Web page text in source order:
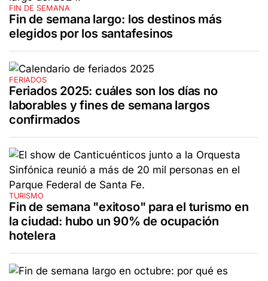
FIN DE SEMANA
Fin de semana largo: los destinos más
elegidos por los santafesinos
FERIADOS
Feriados 2025: cuáles son los días no
laborables y fines de semana largos
confirmados
TURISMO
Fin de semana "exitoso" para el turismo en
la ciudad: hubo un 90% de ocupación
hotelera